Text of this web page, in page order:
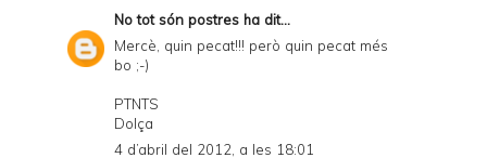
No tot són postres ha dit...
Mercè, quin pecat!!! però quin pecat més
bo ;-)
PTNTS
Dolça
4 d’abril del 2012, a les 18:01